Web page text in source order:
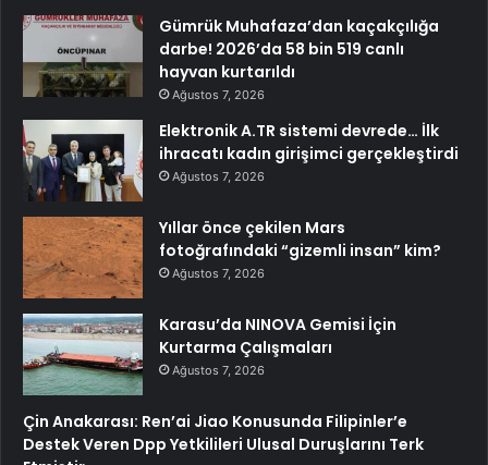
Gümrük Muhafaza’dan kaçakçılığa
darbe! 2026’da 58 bin 519 canlı
hayvan kurtarıldı
Ağustos 7, 2026
Elektronik A.TR sistemi devrede… İlk
ihracatı kadın girişimci gerçekleştirdi
Ağustos 7, 2026
Yıllar önce çekilen Mars
fotoğrafındaki “gizemli insan” kim?
Ağustos 7, 2026
Karasu’da NINOVA Gemisi İçin
Kurtarma Çalışmaları
Ağustos 7, 2026
Çin Anakarası: Ren’ai Jiao Konusunda Filipinler’e
Destek Veren Dpp Yetkilileri Ulusal Duruşlarını Terk